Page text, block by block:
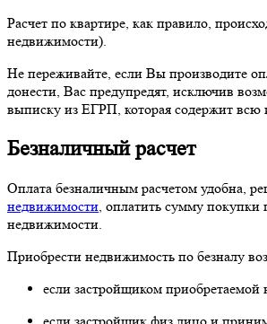
Расчет по квартире, как правило,
недвижимости).
Не переживайте, если Вы производите
донести, Вас предупредят, исключив
выписку из ЕГРП, которая содержит
Безналичный расчет
Оплата безналичным расчетом удобна,
недвижимости , оплатить сумму
недвижимости.
Приобрести недвижимость по безналу
если застройщиком
если застройщик физ.лицо и